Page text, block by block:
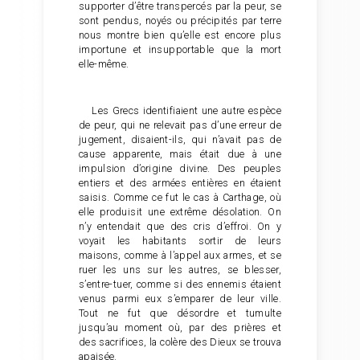
supporter d’être transpercés par la peur, se
sont pendus, noyés ou précipités par terre
nous montre bien qu’elle est encore plus
importune et insupportable que la mort
elle-même.
Les Grecs identifiaient une autre espèce
de peur, qui ne relevait pas d’une erreur de
jugement, disaient-ils, qui n’avait pas de
cause apparente, mais était due à une
impulsion d’origine divine. Des peuples
entiers et des armées entières en étaient
saisis. Comme ce fut le cas à Carthage, où
elle produisit une extrême désolation. On
n’y entendait que des cris d’effroi. On y
voyait les habitants sortir de leurs
maisons, comme à l’appel aux armes, et se
ruer les uns sur les autres, se blesser,
s’entre-tuer, comme si des ennemis étaient
venus parmi eux s’emparer de leur ville.
Tout ne fut que désordre et tumulte
jusqu’au moment où, par des prières et
des sacrifices, la colère des Dieux se trouva
apaisée.